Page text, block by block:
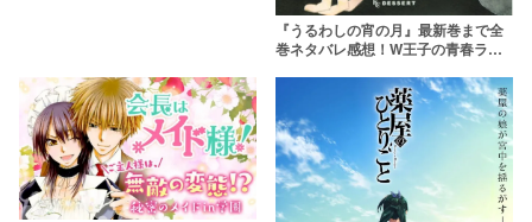
『うるわしの宵の月』最新巻まで全
巻ネタバレ感想！W王子の青春ラブ